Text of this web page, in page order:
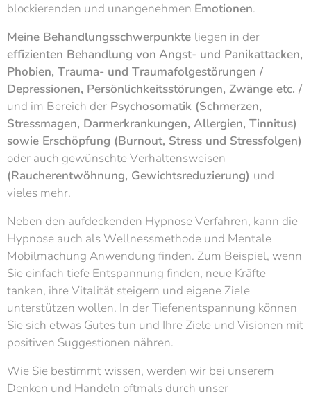
blockierenden und unangenehmen Emotionen.
Meine Behandlungsschwerpunkte liegen in der
effizienten Behandlung von Angst- und Panikattacken,
Phobien, Trauma- und Traumafolgestörungen /
Depressionen, Persönlichkeitsstörungen, Zwänge etc. /
und im Bereich der Psychosomatik (Schmerzen,
Stressmagen, Darmerkrankungen, Allergien, Tinnitus)
sowie Erschöpfung (Burnout, Stress und Stressfolgen)
oder auch gewünschte Verhaltensweisen
(Raucherentwöhnung, Gewichtsreduzierung) und
vieles mehr.
Neben den aufdeckenden Hypnose Verfahren, kann die
Hypnose auch als Wellnessmethode und Mentale
Mobilmachung Anwendung finden. Zum Beispiel, wenn
Sie einfach tiefe Entspannung finden, neue Kräfte
tanken, ihre Vitalität steigern und eigene Ziele
unterstützen wollen. In der Tiefenentspannung können
Sie sich etwas Gutes tun und Ihre Ziele und Visionen mit
positiven Suggestionen nähren.
Wie Sie bestimmt wissen, werden wir bei unserem
Denken und Handeln oftmals durch unser